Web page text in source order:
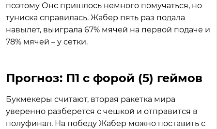
поэтому Онс пришлось немного помучаться, но
туниска справилась. Жабер пять раз подала
навылет, выиграла 67% мячей на первой подаче и
78% мячей – у сетки.
Прогноз: П1 с форой (5) геймов
Букмекеры считают, вторая ракетка мира
уверенно разберется с чешкой и отправится в
полуфинал. На победу Жабер можно поставить с